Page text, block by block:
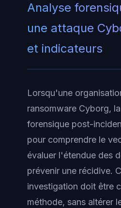
Analyse
une attaque
et indicateurs
Lorsqu'une
ransomware Cyborg,
forensique post-
pour comprendre le
évaluer l'étendue des
prévenir une récidive.
investigation doit être
méthode, sans altérer